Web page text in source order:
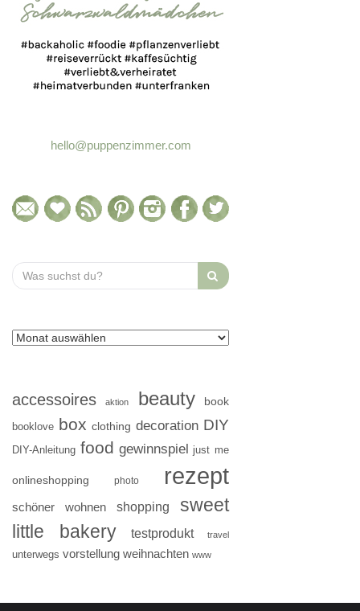
hello@puppenzimmer.com
Search
for:
accessoires aktion beauty book
booklove box clothing decoration DIY
DIY-Anleitung food gewinnspiel just me
onlineshopping photo rezept
schöner wohnen shopping
sweet
little bakery
testprodukt travel
unterwegs vorstellung weihnachten www